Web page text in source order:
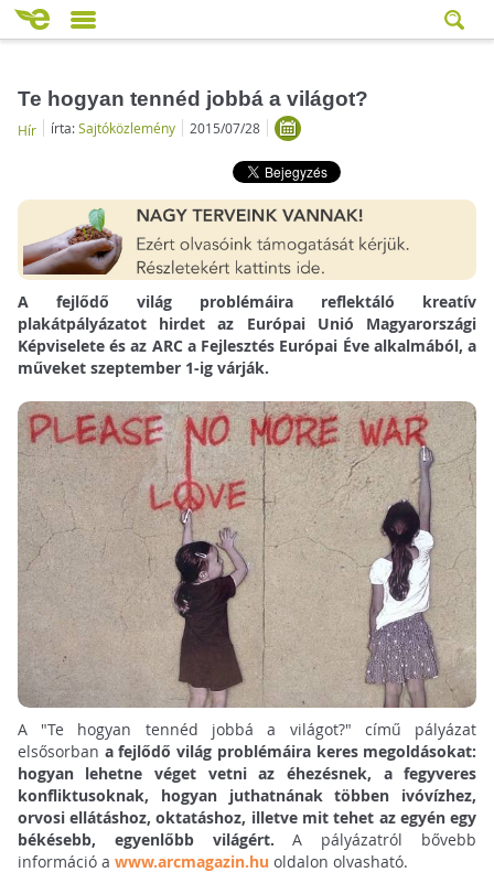
Te hogyan tennéd jobbá a világot?
Hír írta:Sajtóközlemény 2015/07/28
A fejlődő világ problémáira reflektáló kreatív
plakátpályázatot hirdet az Európai Unió Magyarországi
Képviselete és az ARC a Fejlesztés Európai Éve alkalmából, a
műveket szeptember 1-ig várják.
A "Te hogyan tennéd jobbá a világot?" című pályázat
elsősorban a fejlődő világ problémáira keres megoldásokat:
hogyan lehetne véget vetni az éhezésnek, a fegyveres
konfliktusoknak, hogyan juthatnának többen ivóvízhez,
orvosi ellátáshoz, oktatáshoz, illetve mit tehet az egyén egy
békésebb, egyenlőbb világért. A pályázatról bővebb
információ a www.arcmagazin.hu oldalon olvasható.